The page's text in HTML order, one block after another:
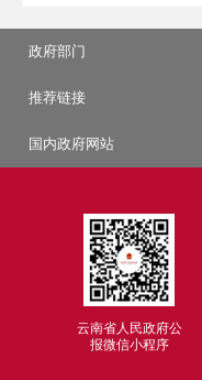
政府部门
推荐链接
国内政府网站
云南省人民政府公
报微信小程序